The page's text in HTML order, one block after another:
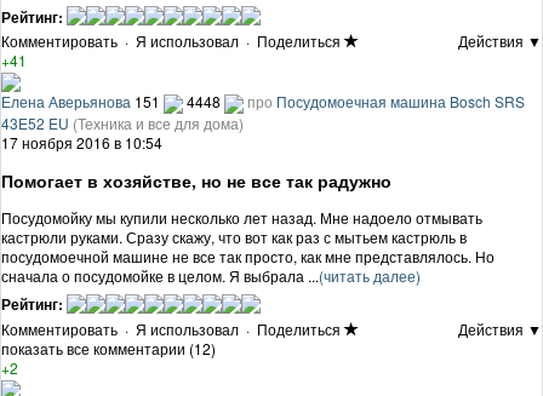
Рейтинг:
Комментировать · Я использовал · Поделиться
Действия ▼
+41
Елена Аверьянова 151 4448 про Посудомоечная машина Bosch SRS
43E52 EU (Техника и все для дома)
17 ноября 2016 в 10:54
Помогает в хозяйстве, но не все так радужно
Посудомойку мы купили несколько лет назад. Мне надоело отмывать
кастрюли руками. Сразу скажу, что вот как раз с мытьем кастрюль в
посудомоечной машине не все так просто, как мне представлялось. Но
сначала о посудомойке в целом. Я выбрала ...(читать далее)
Рейтинг:
Комментировать · Я использовал · Поделиться
Действия ▼
показать все комментарии (12)
+2